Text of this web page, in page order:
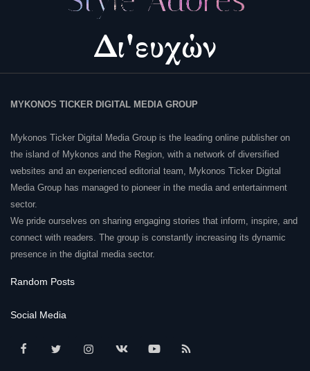
MYKONOS TICKER DIGITAL MEDIA GROUP
Mykonos Ticker Digital Media Group is the leading online publisher on
the island of Mykonos and the Region, with a network of diversified
websites and an experienced editorial team, Mykonos Ticker Digital
Media Group has managed to pioneer in the media and entertainment
sector.
We pride ourselves on sharing engaging stories that inform, inspire, and
connect with readers. The group is constantly increasing its dynamic
presence in the digital media sector.
Random Posts
Social Media